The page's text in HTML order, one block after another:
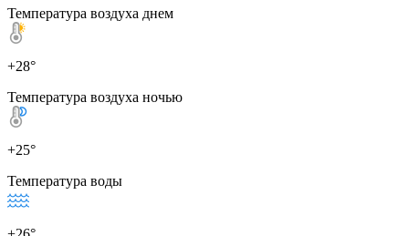
Температура воздуха днем
+28°
Температура воздуха ночью
+25°
Температура воды